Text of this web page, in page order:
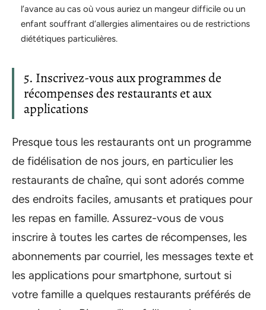
l’avance au cas où vous auriez un mangeur difficile ou un
enfant souffrant d’allergies alimentaires ou de restrictions
diététiques particulières.
5. Inscrivez-vous aux programmes de
récompenses des restaurants et aux
applications
Presque tous les restaurants ont un programme
de fidélisation de nos jours, en particulier les
restaurants de chaîne, qui sont adorés comme
des endroits faciles, amusants et pratiques pour
les repas en famille. Assurez-vous de vous
inscrire à toutes les cartes de récompenses, les
abonnements par courriel, les messages texte et
les applications pour smartphone, surtout si
votre famille a quelques restaurants préférés de